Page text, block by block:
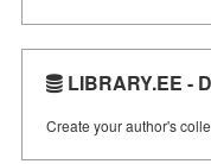
LIBRARY.EE -
Create your author's